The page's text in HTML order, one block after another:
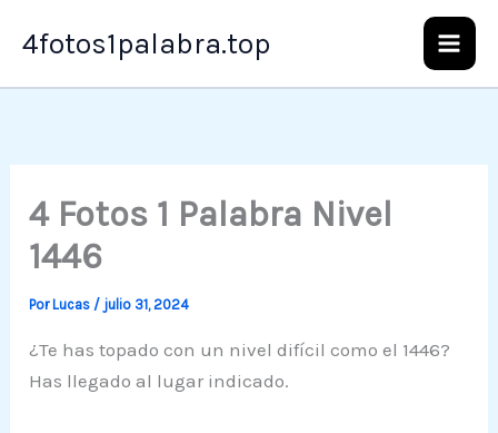
4fotos1palabra.top
4 Fotos 1 Palabra Nivel
1446
PorLucas / julio 31, 2024
¿Te has topado con un nivel difícil como el 1446?
Has llegado al lugar indicado.